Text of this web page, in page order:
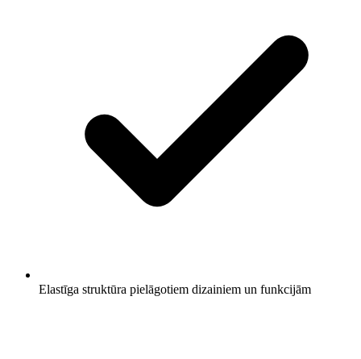
Elastīga struktūra pielāgotiem dizainiem un funkcijām